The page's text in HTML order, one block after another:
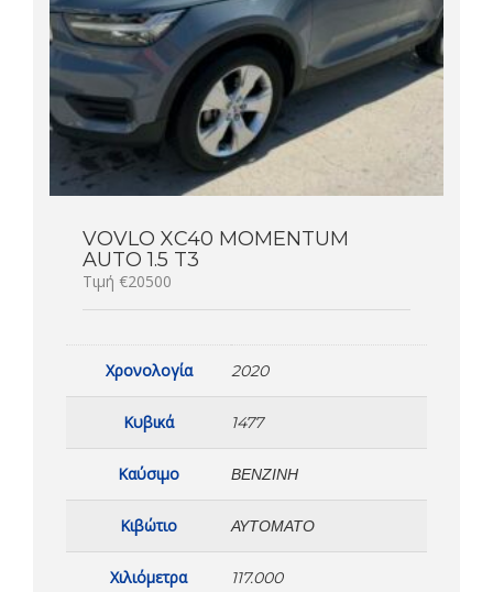
VOVLO XC40 MOMENTUM
AUTO 1.5 T3
Τιμή €20500
Χρονολογία 2020
Κυβικά 1477
Καύσιμο ΒΕΝΖΊΝΗ
Κιβώτιο ΑΥΤΌΜΑΤΟ
Χιλιόμετρα 117.000